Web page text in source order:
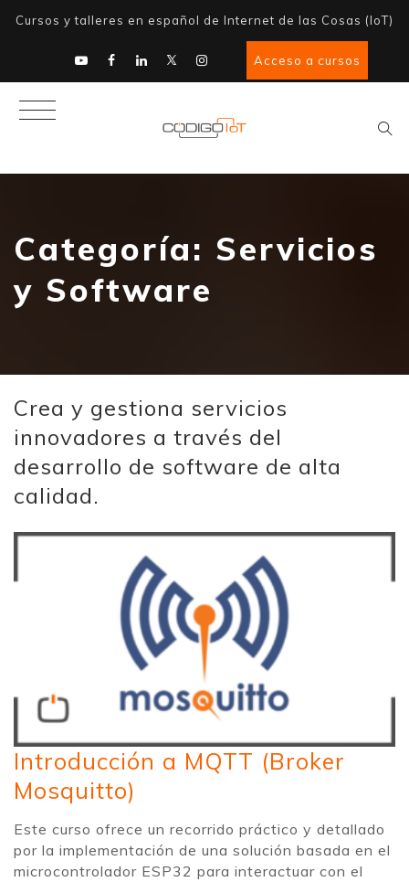
Cursos y talleres en español de Internet de las Cosas (IoT)
Acceso a cursos
Categoría: Servicios
y Software
Crea y gestiona servicios
innovadores a través del
desarrollo de software de alta
calidad.
Introducción a MQTT (Broker
Mosquitto)
Este curso ofrece un recorrido práctico y detallado
por la implementación de una solución basada en el
microcontrolador ESP32 para interactuar con el